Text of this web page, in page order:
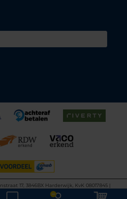
17, 3846BX Harderwijk, KvK 08017845 |
Cookiebeleid
Disclaimer